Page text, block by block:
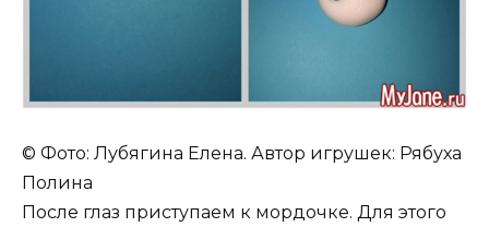
© Фото: Лубягина Елена. Автор игрушек: Рябуха
Полина
После глаз приступаем к мордочке. Для этого